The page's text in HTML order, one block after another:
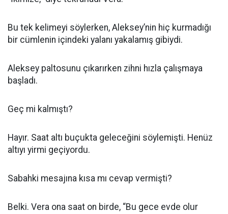
Bu tek kelimeyi söylerken, Aleksey’nin hiç kurmadığı
bir cümlenin içindeki yalanı yakalamış gibiydi.
Aleksey paltosunu çıkarırken zihni hızla çalışmaya
başladı.
Geç mi kalmıştı?
Hayır. Saat altı buçukta geleceğini söylemişti. Henüz
altıyı yirmi geçiyordu.
Sabahki mesajına kısa mı cevap vermişti?
Belki. Vera ona saat on birde, “Bu gece evde olur